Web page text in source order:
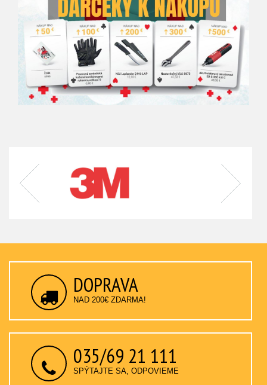
DOPRAVA
NAD 200€ ZDARMA!
035/69 21 111
SPÝTAJTE SA, ODPOVIEME